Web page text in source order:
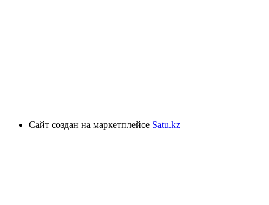
Сайт создан на маркетплейсе Satu.kz